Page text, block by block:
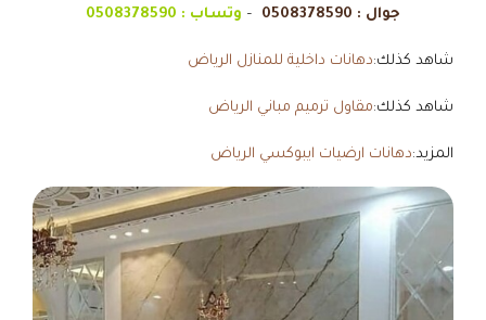
جوال : 0508378590
– وتساب : 0508378590
شاهد كذلك:دهانات داخلية للمنازل الرياض
شاهد كذلك:مقاول ترميم مباني الرياض
المزيد:دهانات ارضيات ايبوكسي الرياض